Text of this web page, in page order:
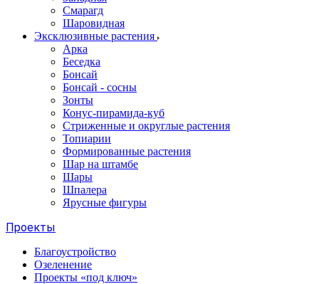
Смарагд
Шаровидная
Эксклюзивные растения
Арка
Беседка
Бонсай
Бонсай - сосны
Зонты
Конус-пирамида-куб
Стриженные и округлые растения
Топиарии
Формированные растения
Шар на штамбе
Шары
Шпалера
Ярусные фигуры
Проекты
Благоустройство
Озеленение
Проекты «под ключ»